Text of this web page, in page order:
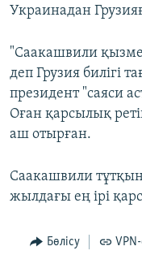
Украинадан
"Саакашвили
деп Грузия билігі
президент "саяси
Оған қарсылық
аш отырған.
Саакашвили
жылдағы ең ірі
Бөлісу